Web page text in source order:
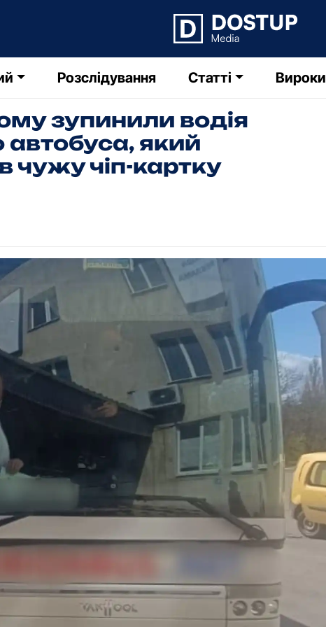
Розслідування Статті Вироки
зупинили водія
який
чужу чіп-картку